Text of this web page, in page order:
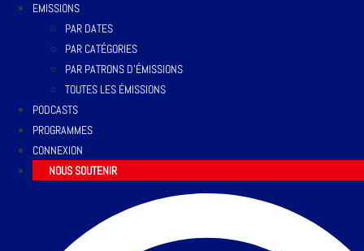
EMISSIONS
PAR DATES
PAR CATÉGORIES
PAR PATRONS D’ÉMISSIONS
TOUTES LES ÉMISSIONS
PODCASTS
PROGRAMMES
CONNEXION
NOUS SOUTENIR